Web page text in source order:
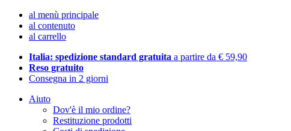
al menù principale
al contenuto
al carrello
Italia: spedizione standard gratuita a partire da € 59,90
Reso gratuito
Consegna in 2 giorni
Aiuto
Dov'è il mio ordine?
Restituzione prodotti